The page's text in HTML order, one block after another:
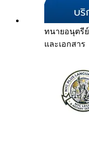
ทนายอนุตรีย์
และเอกสาร